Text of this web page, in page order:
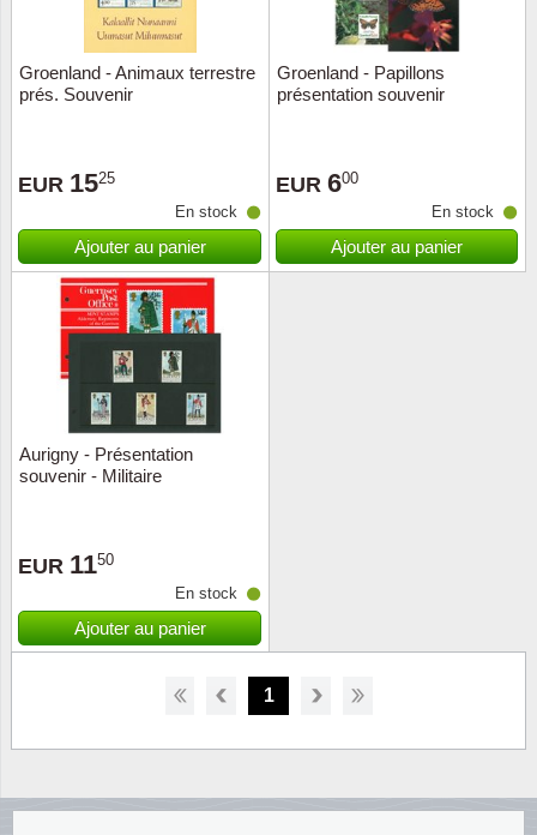
Groenland - Animaux terrestre
prés. Souvenir
EUR 1525
En stock
Ajouter au panier
Groenland - Papillons
présentation souvenir
EUR 600
En stock
Ajouter au panier
Aurigny - Présentation
souvenir - Militaire
EUR 1150
En stock
Ajouter au panier
1